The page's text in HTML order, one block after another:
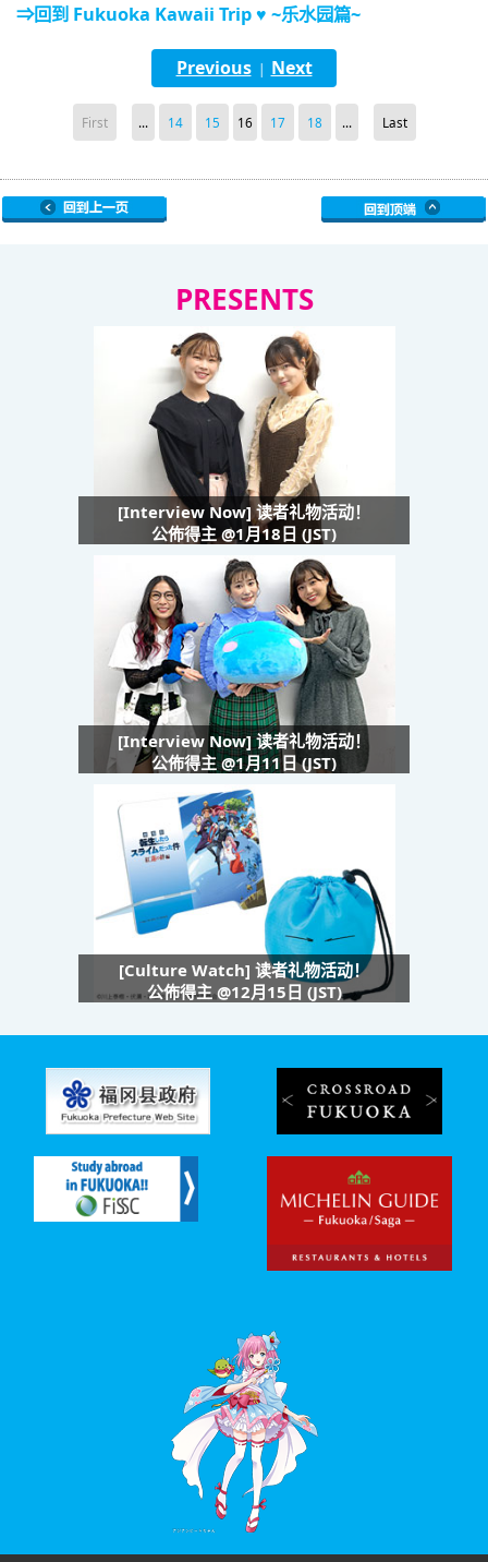
⇒回到 Fukuoka Kawaii Trip ♥ ~乐水园篇~
Previous| Next
First ... 14 15 16 17 18 ... Last
PRESENTS
[Interview Now] 读者礼物活动！
公佈得主 @1月18日 (JST)
[Interview Now] 读者礼物活动！
公佈得主 @1月11日 (JST)
[Culture Watch] 读者礼物活动！
公佈得主 @12月15日 (JST)